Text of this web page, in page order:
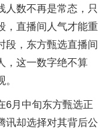
人数不再是常态，只
，直播间人气才能重
段，东方甄选直播间
，这一数字绝不算
6月中旬东方甄选正
讯却选择对其背后公